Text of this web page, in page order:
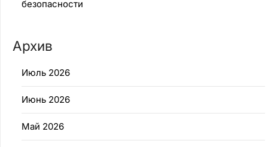
безопасности
Архив
Июль 2026
Июнь 2026
Май 2026